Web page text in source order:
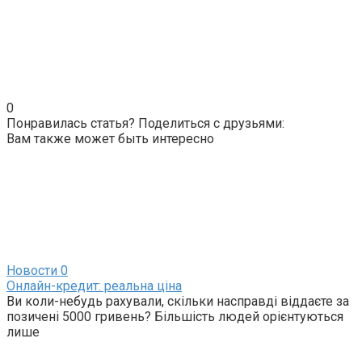
0
Понравилась статья? Поделиться с друзьями:
Вам также может быть интересно
Новости 0
Онлайн-кредит: реальна ціна
Ви коли-небудь рахували, скільки насправді віддаєте за
позичені 5000 гривень? Більшість людей орієнтуються
лише